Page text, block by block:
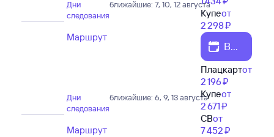
ату
Дни
следования
ближайшие: 7, 10, 12 августа
Маршрут
Купеот
2 ⁠298 ⁠₽
Вы
бе
рит
е д
ату
Дни
следования
ближайшие: 6, 9, 13 августа
Маршрут
Плацкартот
2 ⁠196 ⁠₽
Купеот
2 ⁠671 ⁠₽
СВот
7 ⁠452 ⁠₽